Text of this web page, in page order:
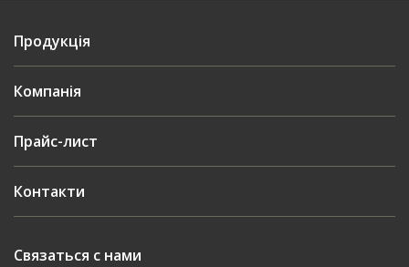
Продукція
Компанія
Прайс-лист
Контакти
Связаться с нами